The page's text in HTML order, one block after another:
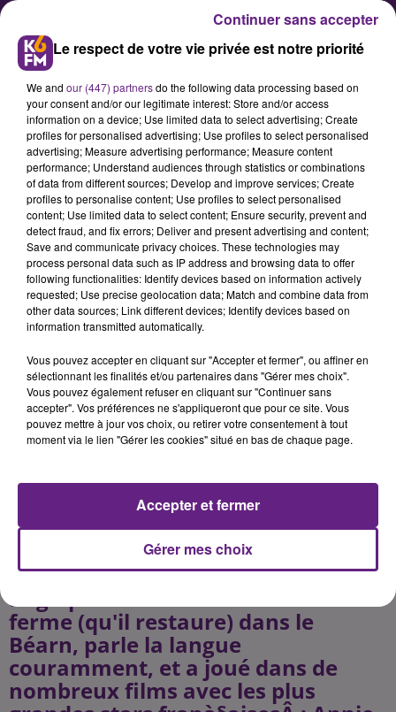
Murray Head était "chez
Septime" hier soir à Dijon, pour
K6FM !
Après un jeune artiste en devenir
en la personne de Louis Delort en
décembre dernier, K6FM ACOUSTIC
internationale, le chanteur et
acteur londonien Murray Head qui
a fàªté ses 50 ans de carrière l'an
dernier.
Murray Head
Auteur du célèbre Â«Â Say it ain't
so JoeÂ Â» en 1975, Murray Head
est le plus Franà§ais des
anglophones. Il habite une vieille
ferme (qu'il restaure) dans le
Béarn, parle la langue
couramment, et a joué dans de
nombreux films avec les plus
Le respect de votre vie privée est notre priorité
We and our (447) partnersdo the following data processing based on
your consent and/or our legitimate interest: Store and/or access
information on a device; Use limited data to select advertising; Create
profiles for personalised advertising; Use profiles to select personalised
advertising; Measure advertising performance; Measure content
performance; Understand audiences through statistics or combinations
of data from different sources; Develop and improve services; Create
profiles to personalise content; Use profiles to select personalised
content; Use limited data to select content; Ensure security, prevent and
detect fraud, and fix errors; Deliver and present advertising and content;
Save and communicate privacy choices. These technologies may
process personal data such as IP address and browsing data to offer
following functionalities: Identify devices based on information actively
requested; Use precise geolocation data; Match and combine data from
other data sources; Link different devices; Identify devices based on
information transmitted automatically.
Vous pouvez accepter en cliquant sur "Accepter et fermer", ou affiner en
sélectionnant les finalités et/ou partenaires dans "Gérer mes choix".
Vous pouvez également refuser en cliquant sur "Continuer sans
accepter". Vos préférences ne s'appliqueront que pour ce site. Vous
pouvez mettre à jour vos choix, ou retirer votre consentement à tout
moment via le lien "Gérer les cookies" situé en bas de chaque page.
Gérer mes choix
Accepter et fermer
Continuer sans accepter